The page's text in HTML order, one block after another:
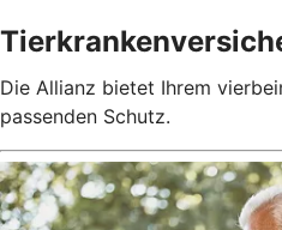
Die Allianz bietet Ihrem
passenden Schutz.